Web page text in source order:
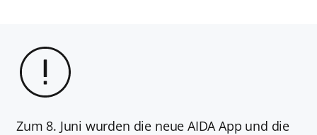
Zum 8. Juni wurden die neue AIDA App und die